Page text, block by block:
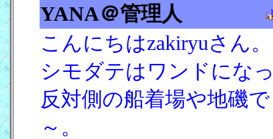
YANA＠管理人
こんにちはzakiryuさん。
シモダテはワンドにな
反対側の船着場や地磯
～。